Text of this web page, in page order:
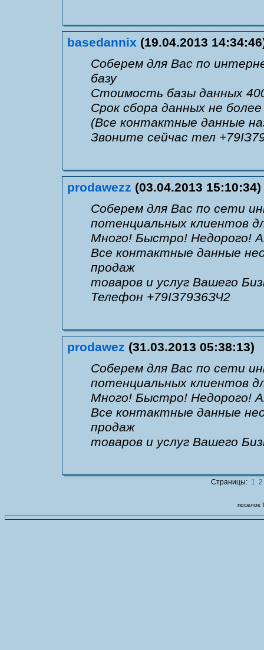
basedannix (19.04.2013
Соберем для Вас по
базу
Стоимость базы данных
Срок сбора данных не
(Все контактные данные
Звоните сейчас тел
prodawezz (03.04.2013 15:10:34)
Соберем для Вас по сети
потенциальных клиентов
Много! Быстро! Недорого!
Все контактные данные
продаж
товаров и услуг Вашего
Телефон +79IЗ79З6ЗЧ2
prodawez (31.03.2013 05:38:13)
Соберем для Вас по сети
потенциальных клиентов
Много! Быстро! Недорого!
Все контактные данные
продаж
товаров и услуг Вашего
Страницы: 1 2
поселок